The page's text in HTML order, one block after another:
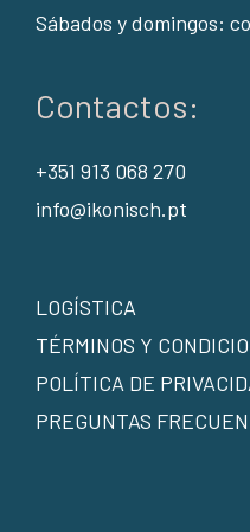
Sábados y domingos:
Contactos:
+351 913 068 270
info@ikonisch.pt
LOGÍSTICA
TÉRMINOS Y
POLÍTICA DE
PREGUNTAS